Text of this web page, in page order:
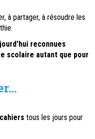
à partager, à résoudre les
reconnues
scolaire autant que pour
tous les jours pour